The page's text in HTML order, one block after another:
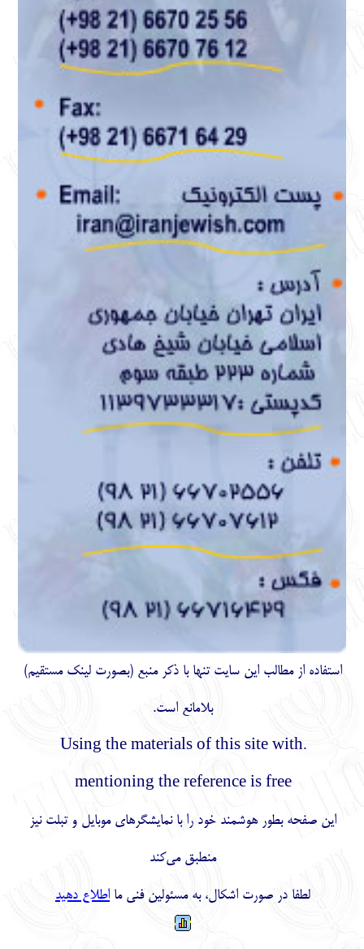
استفاده از مطالب اين سايت تنها با ذكر منبع (بصورت لینک مستقیم)
بلامانع است.
.Using the materials of this site with
mentioning the reference is free
این صفحه بطور هوشمند خود را با نمایشگرهای موبایل و تبلت نیز
منطبق می‌کند
لطفا در صورت اشکال، به مسئولین فنی ما اطلاع دهید